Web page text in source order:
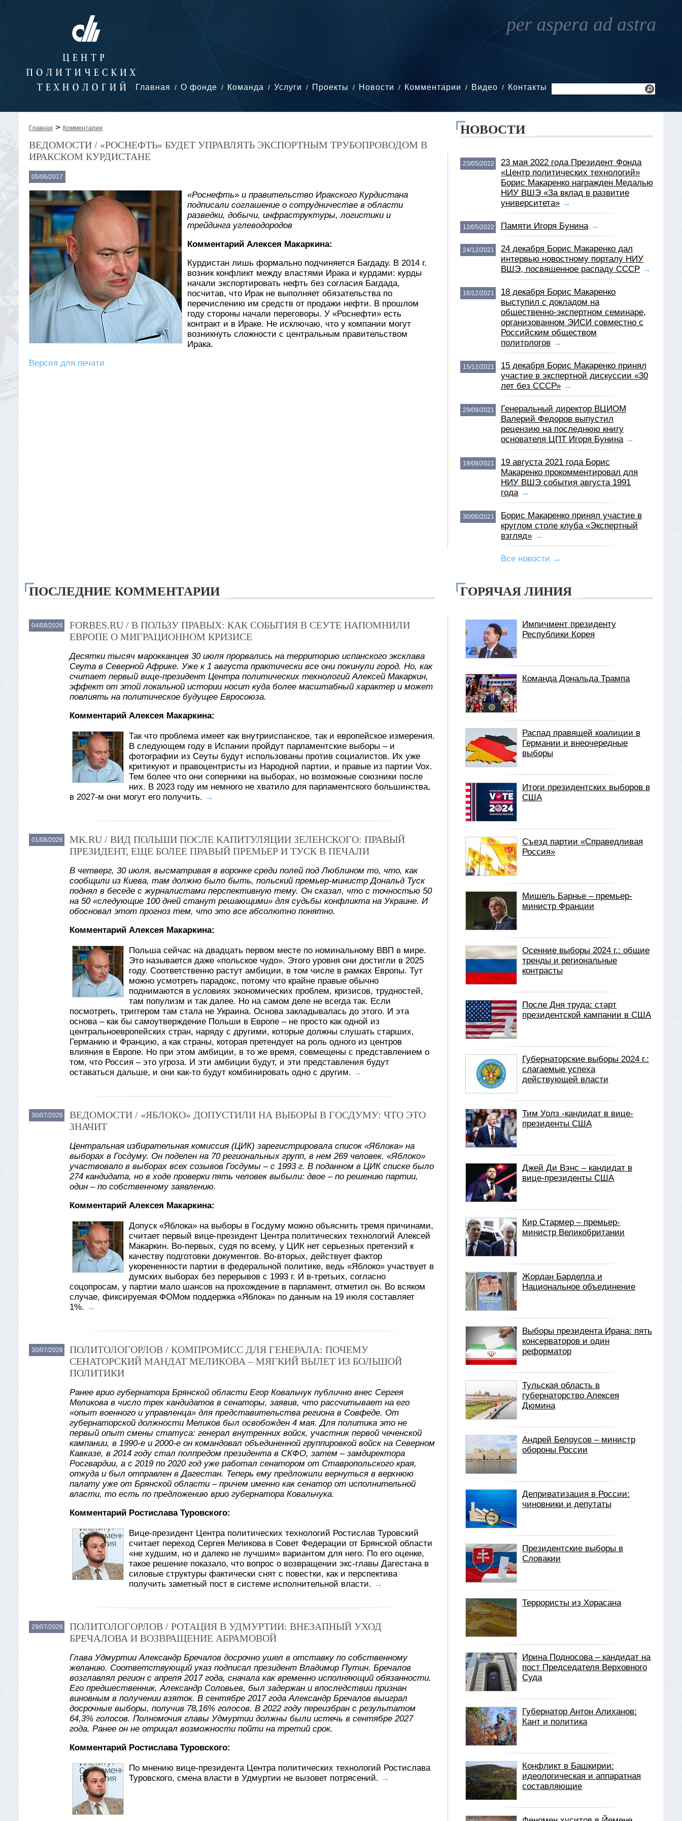
Главная О фонде Команда Услуги Проекты Новости Комментарии Видео Контакты
Главная > Комментарии
ВЕДОМОСТИ / «РОСНЕФТЬ» БУДЕТ УПРАВЛЯТЬ ЭКСПОРТНЫМ ТРУБОПРОВОДОМ В
ИРАКСКОМ КУРДИСТАНЕ
05/06/2017
«Роснефть» и правительство Иракского Курдистана
подписали соглашение о сотрудничестве в области
разведки, добычи, инфраструктуры, логистики и
трейдинга углеводородов
Комментарий Алексея Макаркина:
Курдистан лишь формально подчиняется Багдаду. В 2014 г.
возник конфликт между властями Ирака и курдами: курды
начали экспортировать нефть без согласия Багдада,
посчитав, что Ирак не выполняет обязательства по
перечислению им средств от продажи нефти. В прошлом
году стороны начали переговоры. У «Роснефти» есть
контракт и в Ираке. Не исключаю, что у компании могут
возникнуть сложности с центральным правительством
Ирака.
Версия для печати
НОВОСТИ
23/05/2022
23 мая 2022 года Президент Фонда
«Центр политических технологий»
Борис Макаренко награжден Медалью
НИУ ВШЭ «За вклад в развитие
университета» →
12/05/2022 Памяти Игоря Бунина →
24/12/2021
24 декабря Борис Макаренко дал
интервью новостному порталу НИУ
ВШЭ, посвященное распаду СССР →
18/12/2021
18 декабря Борис Макаренко
выступил с докладом на
общественно-экспертном семинаре,
организованном ЭИСИ совместно с
Российским обществом
политологов →
15/12/2021
15 декабря Борис Макаренко принял
участие в экспертной дискуссии «30
лет без СССР» →
29/09/2021
Генеральный директор ВЦИОМ
Валерий Федоров выпустил
рецензию на последнюю книгу
основателя ЦПТ Игоря Бунина →
19/08/2021
19 августа 2021 года Борис
Макаренко прокомментировал для
НИУ ВШЭ события августа 1991
года →
30/06/2021
Борис Макаренко принял участие в
круглом столе клуба «Экспертный
взгляд» →
Все новости →
ПОСЛЕДНИЕ КОММЕНТАРИИ
04/08/2026
FORBES.RU / В ПОЛЬЗУ ПРАВЫХ: КАК СОБЫТИЯ В СЕУТЕ НАПОМНИЛИ
ЕВРОПЕ О МИГРАЦИОННОМ КРИЗИСЕ
Десятки тысяч марокканцев 30 июля прорвались на территорию испанского эксклава
Сеута в Северной Африке. Уже к 1 августа практически все они покинули город. Но, как
считает первый вице-президент Центра политических технологий Алексей Макаркин,
эффект от этой локальной истории носит куда более масштабный характер и может
повлиять на политическое будущее Евросоюза.
Комментарий Алексея Макаркина:
Так что проблема имеет как внутрииспанское, так и европейское измерения.
В следующем году в Испании пройдут парламентские выборы – и
фотографии из Сеуты будут использованы против социалистов. Их уже
критикуют и правоцентристы из Народной партии, и правые из партии Vox.
Тем более что они соперники на выборах, но возможные союзники после
них. В 2023 году им немного не хватило для парламентского большинства,
в 2027-м они могут его получить. →
01/08/2026
MK.RU / ВИД ПОЛЬШИ ПОСЛЕ КАПИТУЛЯЦИИ ЗЕЛЕНСКОГО: ПРАВЫЙ
ПРЕЗИДЕНТ, ЕЩЕ БОЛЕЕ ПРАВЫЙ ПРЕМЬЕР И ТУСК В ПЕЧАЛИ
В четверг, 30 июля, высматривая в воронке среди полей под Люблином то, что, как
сообщили из Киева, там должно было быть, польский премьер-министр Дональд Туск
поднял в беседе с журналистами перспективную тему. Он сказал, что с точностью 50
на 50 «следующие 100 дней станут решающими» для судьбы конфликта на Украине. И
обосновал этот прогноз тем, что это все абсолютно понятно.
Комментарий Алексея Макаркина:
Польша сейчас на двадцать первом месте по номинальному ВВП в мире.
Это называется даже «польское чудо». Этого уровня они достигли в 2025
году. Соответственно растут амбиции, в том числе в рамках Европы. Тут
можно усмотреть парадокс, потому что крайне правые обычно
поднимаются в условиях экономических проблем, кризисов, трудностей,
там популизм и так далее. Но на самом деле не всегда так. Если
посмотреть, триггером там стала не Украина. Основа закладывалась до этого. И эта
основа – как бы самоутверждение Польши в Европе – не просто как одной из
центральноевропейских стран, наряду с другими, которые должны слушать старших,
Германию и Францию, а как страны, которая претендует на роль одного из центров
влияния в Европе. Но при этом амбиции, в то же время, совмещены с представлением о
том, что Россия – это угроза. И эти амбиции будут, и эти представления будут
оставаться дальше, и они как-то будут комбинировать одно с другим. →
30/07/2026
ВЕДОМОСТИ / «ЯБЛОКО» ДОПУСТИЛИ НА ВЫБОРЫ В ГОСДУМУ: ЧТО ЭТО
ЗНАЧИТ
Центральная избирательная комиссия (ЦИК) зарегистрировала список «Яблока» на
выборах в Госдуму. Он поделен на 70 региональных групп, в нем 269 человек. «Яблоко»
участвовало в выборах всех созывов Госдумы – с 1993 г. В поданном в ЦИК списке было
274 кандидата, но в ходе проверки пять человек выбыли: двое – по решению партии,
один – по собственному заявлению.
Комментарий Алексея Макаркина:
Допуск «Яблока» на выборы в Госдуму можно объяснить тремя причинами,
считает первый вице-президент Центра политических технологий Алексей
Макаркин. Во-первых, судя по всему, у ЦИК нет серьезных претензий к
качеству подготовки документов. Во-вторых, действует фактор
укорененности партии в федеральной политике, ведь «Яблоко» участвует в
думских выборах без перерывов с 1993 г. И в-третьих, согласно
соцопросам, у партии мало шансов на прохождение в парламент, отметил он. Во всяком
случае, фиксируемая ФОМом поддержка «Яблока» по данным на 19 июля составляет
1%. →
30/07/2026
ПОЛИТОЛОГОРЛОВ / КОМПРОМИСС ДЛЯ ГЕНЕРАЛА: ПОЧЕМУ
СЕНАТОРСКИЙ МАНДАТ МЕЛИКОВА – МЯГКИЙ ВЫЛЕТ ИЗ БОЛЬШОЙ
ПОЛИТИКИ
Ранее врио губернатора Брянской области Егор Ковальчук публично внес Сергея
Меликова в число трех кандидатов в сенаторы, заявив, что рассчитывает на его
«опыт военного и управленца» для представительства региона в Совфеде. От
губернаторской должности Меликов был освобожден 4 мая. Для политика это не
первый опыт смены статуса: генерал внутренних войск, участник первой чеченской
кампании, в 1990-е и 2000-е он командовал объединенной группировкой войск на Северном
Кавказе, в 2014 году стал полпредом президента в СКФО, затем – замдиректора
Росгвардии, а с 2019 по 2020 год уже работал сенатором от Ставропольского края,
откуда и был отправлен в Дагестан. Теперь ему предложили вернуться в верхнюю
палату уже от Брянской области – причем именно как сенатор от исполнительной
власти, то есть по предложению врио губернатора Ковальчука.
Комментарий Ростислава Туровского:
Вице-президент Центра политических технологий Ростислав Туровский
считает переход Сергея Меликова в Совет Федерации от Брянской области
«не худшим, но и далеко не лучшим» вариантом для него. По его оценке,
такое решение показало, что вопрос о возвращении экс-главы Дагестана в
силовые структуры фактически снят с повестки, как и перспектива
получить заметный пост в системе исполнительной власти. →
29/07/2026
ПОЛИТОЛОГОРЛОВ / РОТАЦИЯ В УДМУРТИИ: ВНЕЗАПНЫЙ УХОД
БРЕЧАЛОВА И ВОЗВРАЩЕНИЕ АБРАМОВОЙ
Глава Удмуртии Александр Бречалов досрочно ушел в отставку по собственному
желанию. Соответствующий указ подписал президент Владимир Путин. Бречалов
возглавлял регион с апреля 2017 года, сначала как временно исполняющий обязанности.
Его предшественник, Александр Соловьев, был задержан и впоследствии признан
виновным в получении взяток. В сентябре 2017 года Александр Бречалов выиграл
досрочные выборы, получив 78,16% голосов. В 2022 году переизбран с результатом
64,3% голосов. Полномочия главы Удмуртии должны были истечь в сентябре 2027
года. Ранее он не отрицал возможности пойти на третий срок.
Комментарий Ростислава Туровского:
По мнению вице-президента Центра политических технологий Ростислава
Туровского, смена власти в Удмуртии не вызовет потрясений. →
ГОРЯЧАЯ ЛИНИЯ
Импичмент президенту
Республики Корея
Команда Дональда Трампа
Распад правящей коалиции в
Германии и внеочередные
выборы
Итоги президентских выборов в
США
Съезд партии «Справедливая
Россия»
Мишель Барнье – премьер-
министр Франции
Осенние выборы 2024 г.: общие
тренды и региональные
контрасты
После Дня труда: старт
президентской кампании в США
Губернаторские выборы 2024 г.:
слагаемые успеха
действующей власти
Тим Уолз -кандидат в вице-
президенты США
Джей Ди Вэнс – кандидат в
вице-президенты США
Кир Стармер – премьер-
министр Великобритании
Жордан Барделла и
Национальное объединение
Выборы президента Ирана: пять
консерваторов и один
реформатор
Тульская область в
губернаторство Алексея
Дюмина
Андрей Белоусов – министр
обороны России
Деприватизация в России:
чиновники и депутаты
Президентские выборы в
Словакии
Террористы из Хорасана
Ирина Подносова – кандидат на
пост Председателя Верховного
Суда
Губернатор Антон Алиханов:
Кант и политика
Конфликт в Башкирии:
идеологическая и аппаратная
составляющие